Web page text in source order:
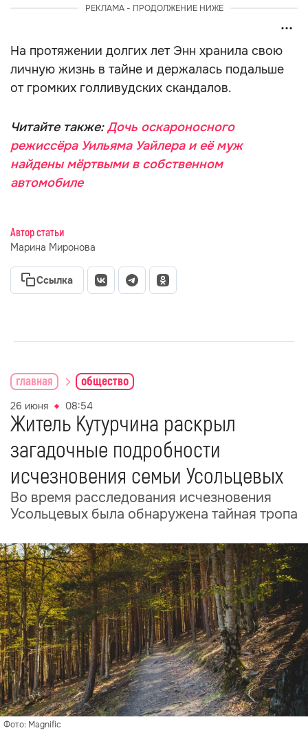
РЕКЛАМА - ПРОДОЛЖЕНИЕ НИЖЕ
На протяжении долгих лет Энн хранила свою
личную жизнь в тайне и держалась подальше
от громких голливудских скандалов.
Читайте также:Дочь оскароносного
режиссёра Уильяма Уайлера и её муж
найдены мёртвыми в собственном
автомобиле
Автор статьи
Марина Миронова
Ссылка
главная общество
26 июня 08:54
Житель Кутурчина раскрыл
загадочные подробности
исчезновения семьи Усольцевых
Во время расследования исчезновения
Усольцевых была обнаружена тайная тропа
Фото: Magnific